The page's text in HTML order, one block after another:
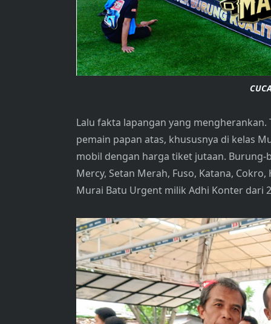
Lalu fakta lapangan yang
pemain papan atas, khususnya di kelas
mobil dengan harga tiket jutaan.
Mercy, Setan Merah, Fuso, Katana,
Murai Batu Urgent milik Adhi Konter dari